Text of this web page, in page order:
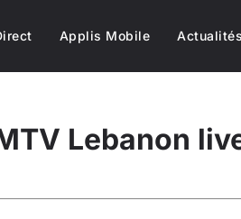
Applis Mobile Actualités
Lebanon